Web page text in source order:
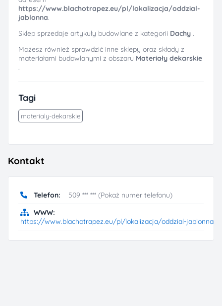
https://www.blachotrapez.eu/pl/lokalizacja/oddzial-
jablonna.
Sklep sprzedaje artykuły budowlane z kategorii Dachy .
Możesz również sprawdzić inne sklepy oraz składy z
materiałami budowlanymi z obszaru Materiały dekarskie
.
Tagi
materialy-dekarskie
Kontakt
Telefon:
509 *** *** (Pokaż numer telefonu)
WWW:
https://www.blachotrapez.eu/pl/lokalizacja/oddzial-jablonna